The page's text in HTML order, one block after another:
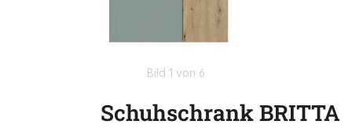
Bild 1 von 6
Schuhschrank BRITTA